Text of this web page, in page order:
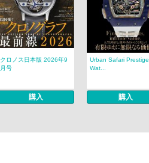
クロノス日本版 2026年9
月号
購入
Urban Safari Prestige
Wat...
購入